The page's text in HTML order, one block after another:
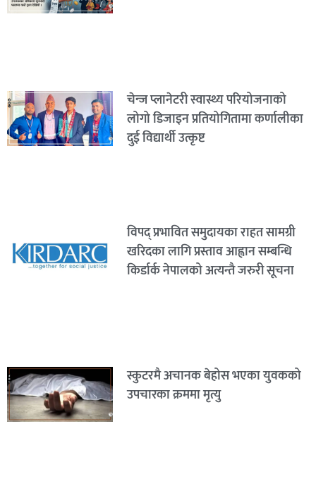
चेन्ज प्लानेटरी स्वास्थ्य परियोजनाको
लोगो डिजाइन प्रतियोगितामा कर्णालीका
दुई विद्यार्थी उत्कृष्ट
विपद् प्रभावित समुदायका राहत सामग्री
खरिदका लागि प्रस्ताव आह्वान सम्बन्धि
किर्डार्क नेपालको अत्यन्तै जरुरी सूचना
स्कुटरमै अचानक बेहोस भएका युवकको
उपचारका क्रममा मृत्यु